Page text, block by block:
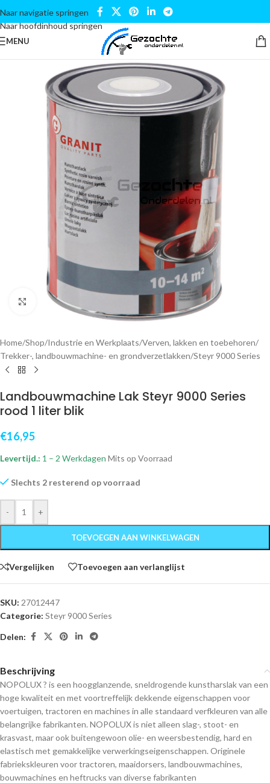
Naar navigatie springen
Naar hoofdinhoud springen
MENU
Klik om te vergroten
Home/Shop/Industrie en Werkplaats/Verven, lakken en toebehoren/
Trekker-, landbouwmachine- en grondverzetlakken/Steyr 9000 Series
Landbouwmachine Lak Steyr 9000 Series
rood 1 liter blik
€16,95
Levertijd.: 1 – 2 Werkdagen Mits op Voorraad
Slechts 2 resterend op voorraad
- +
TOEVOEGEN AAN WINKELWAGEN
Vergelijken Toevoegen aan verlanglijst
SKU: 27012447
Categorie: Steyr 9000 Series
Delen:
Beschrijving
NOPOLUX ? is een hoogglanzende, sneldrogende kunstharslak van een
hoge kwaliteit en met voortreffelijk dekkende eigenschappen voor
voertuigen, tractoren en machines in alle standaard verfkleuren van alle
belangrijke fabrikanten. NOPOLUX is niet alleen slag-, stoot- en
krasvast, maar ook buitengewoon olie- en weersbestendig, hard en
elastisch met gemakkelijke verwerkingseigenschappen. Originele
fabriekskleuren voor tractoren, maaidorsers, landbouwmachines,
bouwmachines en heftrucks van diverse fabrikanten